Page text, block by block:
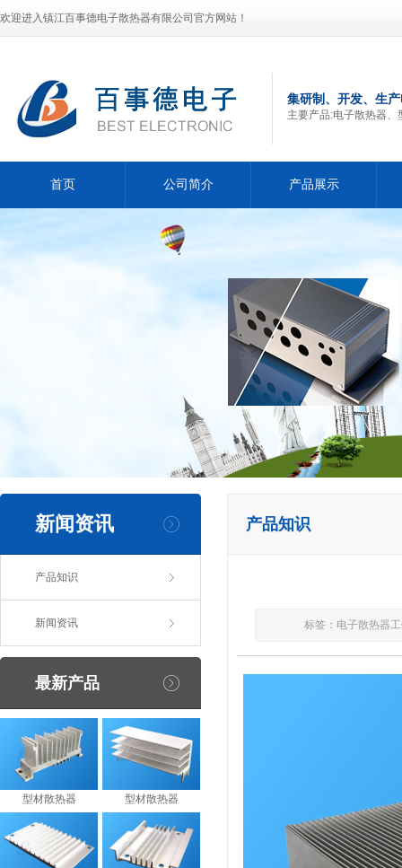
欢迎进入镇江百事德电子散热器有限公司官方网站！
集研制、开发、生
主要产品:电子散热器
首页 公司简介 产品展示
新闻资讯
产品知识
新闻资讯
最新产品
型材散热器 型材散热器
产品知识
标签：电子散热器